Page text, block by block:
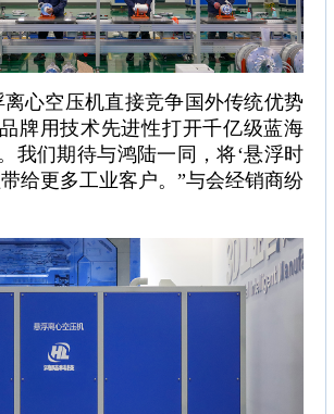
离心空压机直接竞争国外传统优势
牌用技术先进性打开千亿级蓝海
我们期待与鸿陆一同，将‘悬浮时
给更多工业客户。”与会经销商纷